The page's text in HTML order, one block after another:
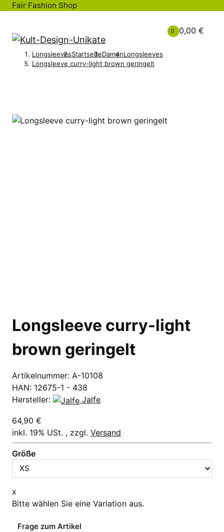
Fair Fashion Shop
0 0,00 €
LongsleevesStartseiteDamenLongsleeves
Longsleeve curry-light brown geringelt
Longsleeve curry-light
brown geringelt
Artikelnummer: A-10108
HAN: 12675-1 - 438
Hersteller:
Jalfe
64,90 €
inkl. 19% USt. , zzgl. Versand
Größe
x
Bitte wählen Sie eine Variation aus.
Frage zum Artikel